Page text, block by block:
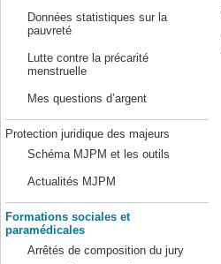
Données statistiques sur la
pauvreté
Lutte contre la précarité
menstruelle
Mes questions d’argent
Protection juridique des majeurs
Schéma MJPM et les outils
Actualités MJPM
Formations sociales et
paramédicales
Arrêtés de composition du jury